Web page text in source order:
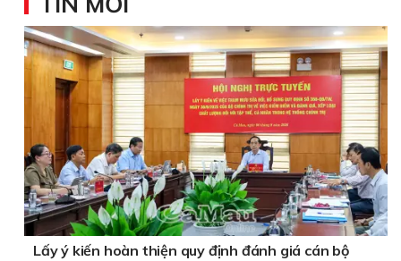
Lấy ý kiến hoàn thiện quy định đánh giá cán bộ